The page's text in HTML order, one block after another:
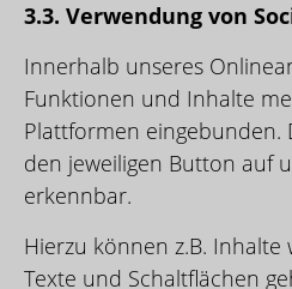
3.3. Verwendung von
Innerhalb unseres
Funktionen und Inhalte
Plattformen eingebunden.
den jeweiligen Button auf
erkennbar.
Hierzu können z.B. Inhalte
Texte und Schaltflächen